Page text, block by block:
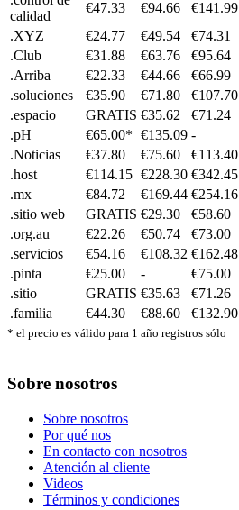
calidad
€47.33 €94.66 €141.99
.XYZ
€24.77 €49.54 €74.31
.Club
€31.88 €63.76 €95.64
.Arriba
€22.33 €44.66 €66.99
.soluciones
€35.90 €71.80 €107.70
.espacio
GRATIS €35.62 €71.24
.pH
€65.00* €135.09 -
.Noticias
€37.80 €75.60 €113.40
.host
€114.15 €228.30 €342.45
.mx
€84.72 €169.44 €254.16
.sitio web
GRATIS €29.30 €58.60
.org.au
€22.26 €50.74 €73.00
.servicios
€54.16 €108.32 €162.48
.pinta
€25.00 - €75.00
.sitio
GRATIS €35.63 €71.26
.familia
€44.30 €88.60 €132.90
* el precio es válido para 1 año registros sólo
Sobre nosotros
Sobre nosotros
Por qué nos
En contacto con nosotros
Atención al cliente
Videos
Términos y condiciones